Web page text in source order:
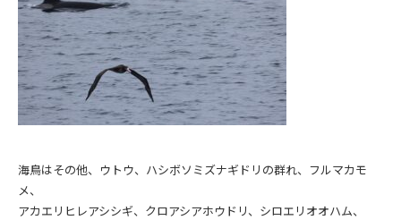
海鳥はその他、ウトウ、ハシボソミズナギドリの群れ、フルマカモ
メ、
アカエリヒレアシシギ、クロアシアホウドリ、シロエリオオハム、